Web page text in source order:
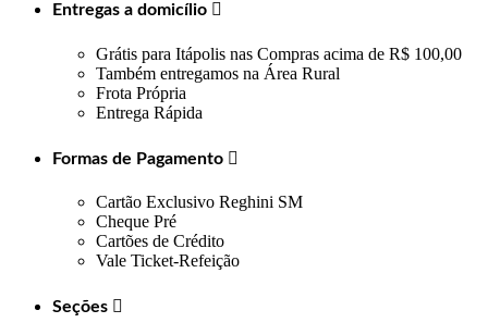
Entregas a domicílio 
Grátis para Itápolis nas Compras acima de R$ 100,00
Também entregamos na Área Rural
Frota Própria
Entrega Rápida
Formas de Pagamento
Cartão Exclusivo Reghini SM
Cheque Pré
Cartões de Crédito
Vale Ticket-Refeição
Seções 